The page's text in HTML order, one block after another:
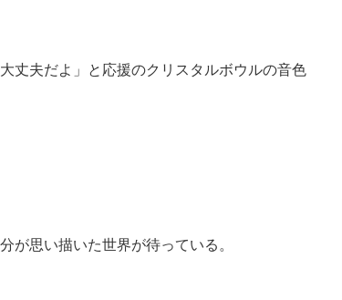
丈夫だよ」と応援のクリスタルボウルの音色
が思い描いた世界が待っている。